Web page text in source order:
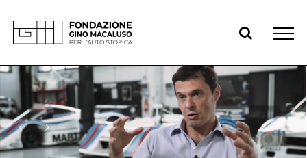
content